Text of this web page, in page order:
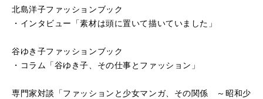
北島洋子ファッションブック
・インタビュー「素材は頭に置いて描いていました」
谷ゆき子ファッションブック
・コラム「谷ゆき子、その仕事とファッション」
専門家対談「ファッションと少女マンガ、その関係 ～昭和少